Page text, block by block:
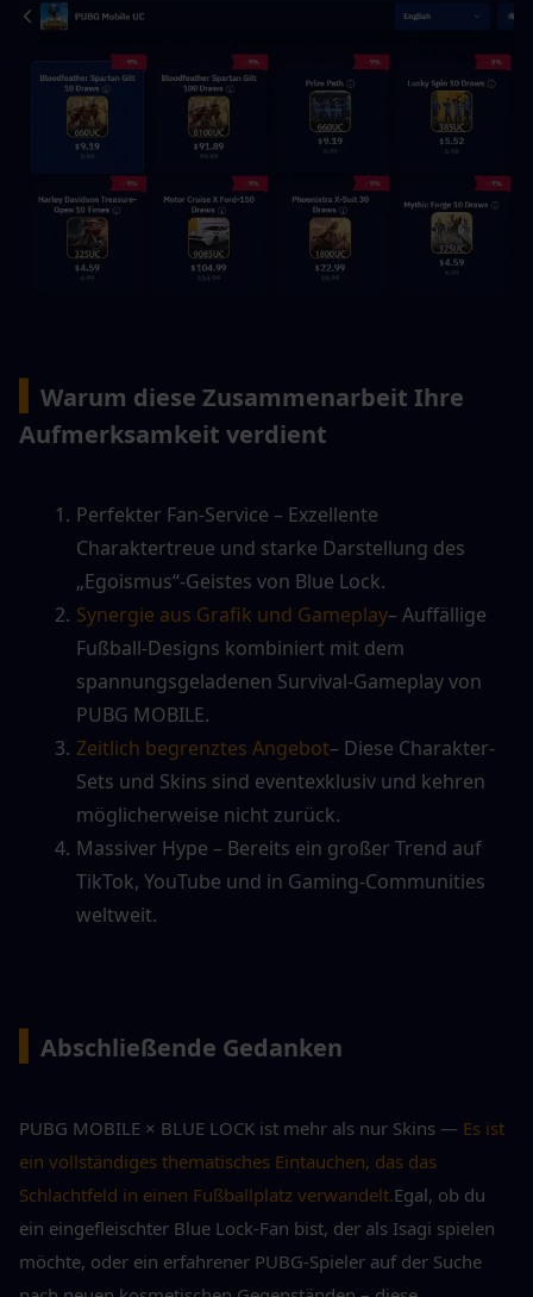
Warum diese Zusammenarbeit Ihre
Aufmerksamkeit verdient
Perfekter Fan-Service – Exzellente
Charaktertreue und starke Darstellung des
„Egoismus“-Geistes von Blue Lock.
Synergie aus Grafik und Gameplay– Auffällige
Fußball-Designs kombiniert mit dem
spannungsgeladenen Survival-Gameplay von
PUBG MOBILE.
Zeitlich begrenztes Angebot– Diese Charakter-
Sets und Skins sind eventexklusiv und kehren
möglicherweise nicht zurück.
Massiver Hype – Bereits ein großer Trend auf
TikTok, YouTube und in Gaming-Communities
weltweit.
Abschließende Gedanken
PUBG MOBILE × BLUE LOCK ist mehr als nur Skins — Es ist
ein vollständiges thematisches Eintauchen, das das
Schlachtfeld in einen Fußballplatz verwandelt.Egal, ob du
ein eingefleischter Blue Lock-Fan bist, der als Isagi spielen
möchte, oder ein erfahrener PUBG-Spieler auf der Suche